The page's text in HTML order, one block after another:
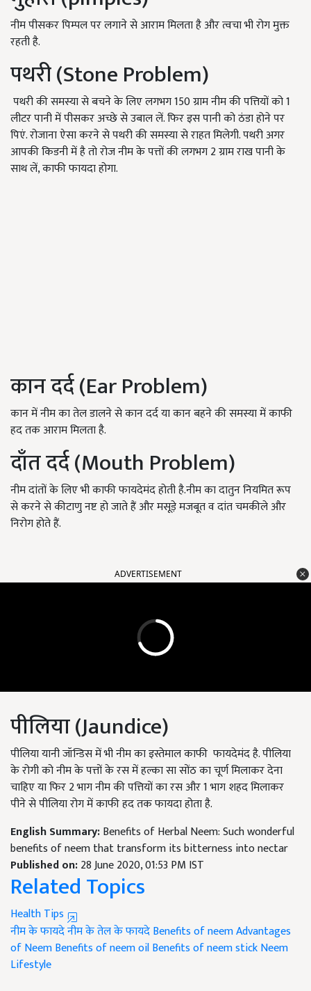
नीम पीसकर पिम्पल पर लगाने से आराम मिलता है और त्वचा भी रोग मुक्त
रहती है.
पथरी (Stone Problem)
पथरी की समस्या से बचने के लिए लगभग 150 ग्राम नीम की पत्तियों को 1
लीटर पानी में पीसकर अच्छे से उबाल लें. फिर इस पानी को ठंडा होने पर
पिएं. रोजाना ऐसा करने से पथरी की समस्या से राहत मिलेगी. पथरी अगर
आपकी किडनी में है तो रोज नीम के पत्तों की लगभग 2 ग्राम राख पानी के
साथ लें, काफी फायदा होगा.
कान दर्द (Ear Problem)
कान में नीम का तेल डालने से कान दर्द या कान बहने की समस्या में काफी
हद तक आराम मिलता है.
दाँत दर्द (Mouth Problem)
नीम दांतों के लिए भी काफी फायदेमंद होती है.नीम का दातुन नियमित रूप
से करने से कीटाणु नष्ट हो जाते हैं और मसूड़े मजबूत व दांत चमकीले और
निरोग होते हैं.
ADVERTISEMENT
पीलिया (Jaundice)
पीलिया यानी जॉन्डिस में भी नीम का इस्तेमाल काफी फायदेमंद है. पीलिया
के रोगी को नीम के पत्तों के रस में हल्का सा सोंठ का चूर्ण मिलाकर देना
चाहिए या फिर 2 भाग नीम की पत्तियों का रस और 1 भाग शहद मिलाकर
पीने से पीलिया रोग में काफी हद तक फायदा होता है.
English Summary:Benefits of Herbal Neem: Such wonderful
benefits of neem that transform its bitterness into nectar
Published on:28 June 2020, 01:53 PM IST
Related Topics
Health Tips
नीम के फायदेनीम के तेल के फायदेBenefits of neemAdvantages
of NeemBenefits of neem oilBenefits of neem stickNeem
Lifestyle